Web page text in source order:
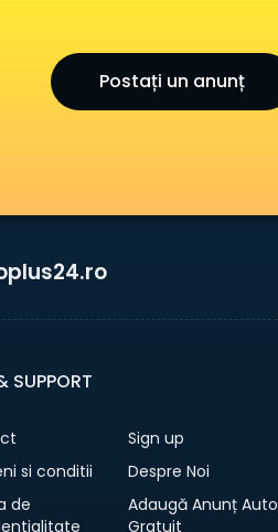
Postați un anunț
SUPPORT
Sign up
si conditii
Despre Noi
de
Adaugă Anunț Auto
Gratuit